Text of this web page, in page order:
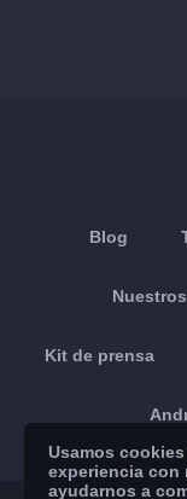
Blog
Kit de prensa
Usamos
experiencia con
ayudarnos a